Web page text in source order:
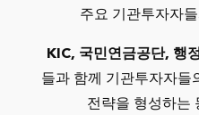
주요 기관투자자
KIC, 국민연금공단, 행
들과 함께 기관투자자들
전략을 형성하는